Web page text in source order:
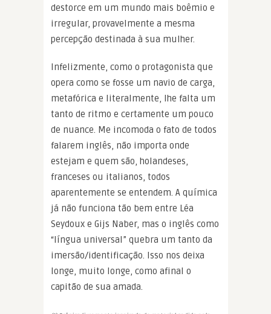
destorce em um mundo mais boêmio e
irregular, provavelmente a mesma
percepção destinada à sua mulher.
Infelizmente, como o protagonista que
opera como se fosse um navio de carga,
metafórica e literalmente, lhe falta um
tanto de ritmo e certamente um pouco
de nuance. Me incomoda o fato de todos
falarem inglês, não importa onde
estejam e quem são, holandeses,
franceses ou italianos, todos
aparentemente se entendem. A química
já não funciona tão bem entre Léa
Seydoux e Gijs Naber, mas o inglês como
“língua universal” quebra um tanto da
imersão/identificação. Isso nos deixa
longe, muito longe, como afinal o
capitão de sua amada.